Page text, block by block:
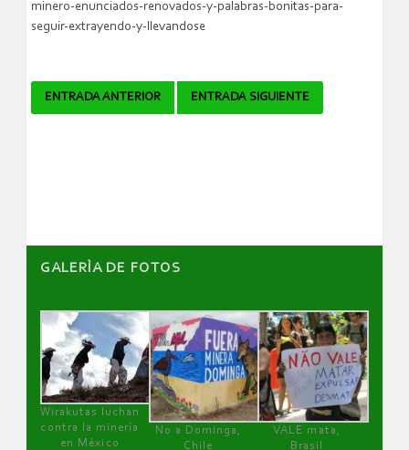
minero-enunciados-renovados-y-palabras-bonitas-para-
seguir-extrayendo-y-llevandose
Navegador
ENTRADA ANTERIOR ENTRADA SIGUIENTE
GALERÌA DE FOTOS
Wirakutas luchan
contra la minería
en México
No a Dominga,
Chile
VALE mata,
Brasil